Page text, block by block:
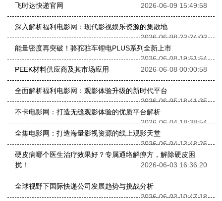
飞时达快递官网
2026-06-09 15:49:58
深入解析福利电影网：现代影视娱乐资源的集散地
2026-06-08 22:24:02
能量密度再突破！骆驼驻车锂电PLUS系列全新上市
2026-06-08 19:51:54
PEEK材料供应商及其市场应用
2026-06-08 00:00:58
全面解析福利电影网：观影体验升级的新时代平台
2026-06-05 18:41:35
不卡电影网：打造无缝观影体验的优质平台解析
2026-06-04 18:38:54
全集电影网：打造海量影视资源的线上观影天堂
2026-06-04 13:48:26
硬皮病哪个医生治疗效果好？专属通络解痹方，解除硬皮困
扰！
2026-06-03 16:36:20
全球视野下国际快递公司发展趋势与挑战分析
2026-06-03 10:47:18